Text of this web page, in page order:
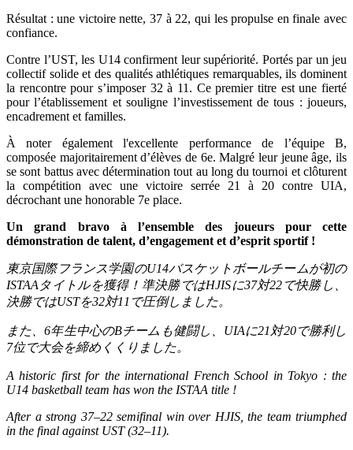
Résultat : une victoire nette, 37 à 22, qui les propulse en finale avec
confiance.
Contre l’UST, les U14 confirment leur supériorité. Portés par un jeu
collectif solide et des qualités athlétiques remarquables, ils dominent
la rencontre pour s’imposer 32 à 11. Ce premier titre est une fierté
pour l’établissement et souligne l’investissement de tous : joueurs,
encadrement et familles.
À noter également l'excellente performance de l’équipe B,
composée majoritairement d’élèves de 6e. Malgré leur jeune âge, ils
se sont battus avec détermination tout au long du tournoi et clôturent
la compétition avec une victoire serrée 21 à 20 contre UIA,
décrochant une honorable 7e place.
Un grand bravo à l’ensemble des joueurs pour cette
démonstration de talent, d’engagement et d’esprit sportif !
東京国際フランス学園のU14バスケットボールチームが初の
ISTAA タイトルを獲得！準決勝ではHJISに37対22 で快勝し、
決勝ではUSTを32対11 で圧倒しました。
また、6年生中心のBチームも健闘し、 UIAに21 対20で勝利し
7位で大会を締めくくりました。
A historic first for the international French School in Tokyo : the
U14 basketball team has won the ISTAA title !
After a strong 37–22 semifinal win over HJIS, the team triumphed
in the final against UST (32–11).